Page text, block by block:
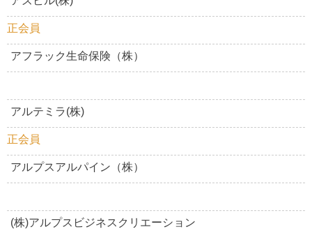
正会員
アフラック生命保険（株）
アルテミラ(株)
正会員
アルプスアルパイン（株）
(株)アルプスビジネスクリエーション